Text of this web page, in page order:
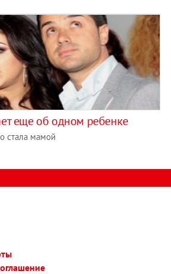
еще об одном ребенке
стала мамой